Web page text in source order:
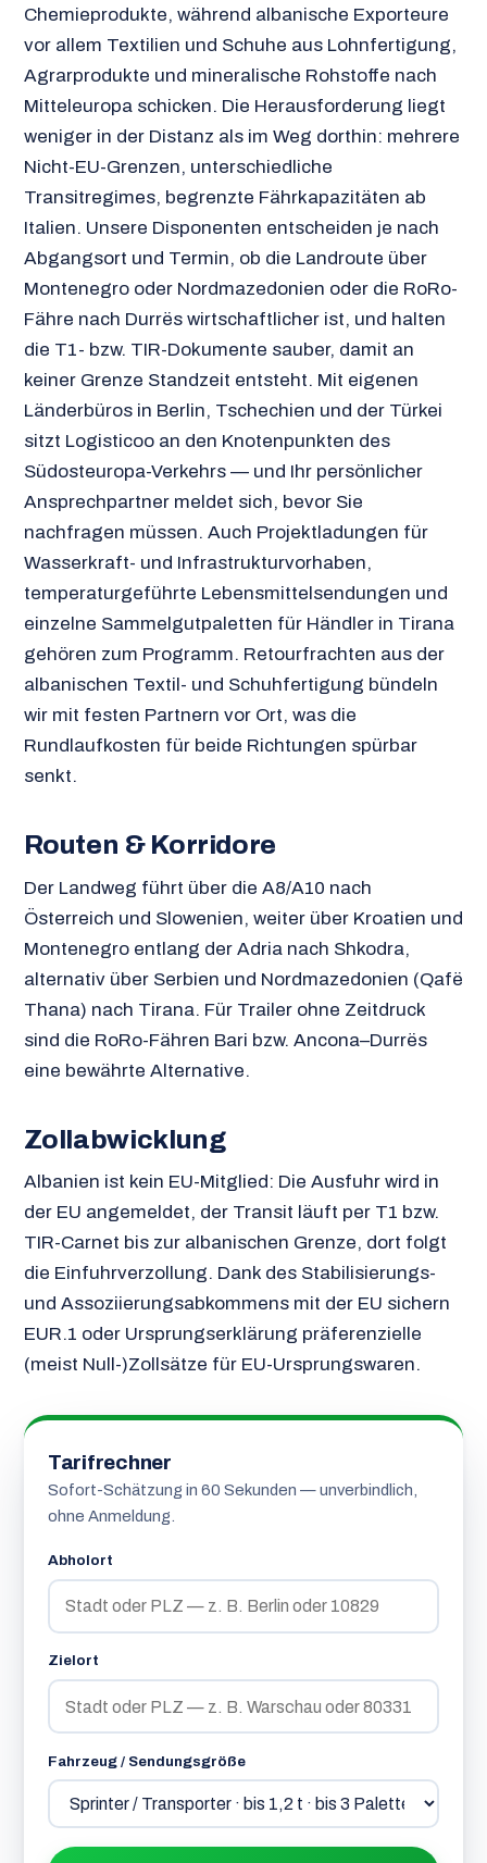
Chemieprodukte, während albanische Exporteure
vor allem Textilien und Schuhe aus Lohnfertigung,
Agrarprodukte und mineralische Rohstoffe nach
Mitteleuropa schicken. Die Herausforderung liegt
weniger in der Distanz als im Weg dorthin: mehrere
Nicht-EU-Grenzen, unterschiedliche
Transitregimes, begrenzte Fährkapazitäten ab
Italien. Unsere Disponenten entscheiden je nach
Abgangsort und Termin, ob die Landroute über
Montenegro oder Nordmazedonien oder die RoRo-
Fähre nach Durrës wirtschaftlicher ist, und halten
die T1- bzw. TIR-Dokumente sauber, damit an
keiner Grenze Standzeit entsteht. Mit eigenen
Länderbüros in Berlin, Tschechien und der Türkei
sitzt Logisticoo an den Knotenpunkten des
Südosteuropa-Verkehrs — und Ihr persönlicher
Ansprechpartner meldet sich, bevor Sie
nachfragen müssen. Auch Projektladungen für
Wasserkraft- und Infrastrukturvorhaben,
temperaturgeführte Lebensmittelsendungen und
einzelne Sammelgutpaletten für Händler in Tirana
gehören zum Programm. Retourfrachten aus der
albanischen Textil- und Schuhfertigung bündeln
wir mit festen Partnern vor Ort, was die
Rundlaufkosten für beide Richtungen spürbar
senkt.
Routen & Korridore
Der Landweg führt über die A8/A10 nach
Österreich und Slowenien, weiter über Kroatien und
Montenegro entlang der Adria nach Shkodra,
alternativ über Serbien und Nordmazedonien (Qafë
Thana) nach Tirana. Für Trailer ohne Zeitdruck
sind die RoRo-Fähren Bari bzw. Ancona–Durrës
eine bewährte Alternative.
Zollabwicklung
Albanien ist kein EU-Mitglied: Die Ausfuhr wird in
der EU angemeldet, der Transit läuft per T1 bzw.
TIR-Carnet bis zur albanischen Grenze, dort folgt
die Einfuhrverzollung. Dank des Stabilisierungs-
und Assoziierungsabkommens mit der EU sichern
EUR.1 oder Ursprungserklärung präferenzielle
(meist Null-)Zollsätze für EU-Ursprungswaren.
Tarifrechner
Sofort-Schätzung in 60 Sekunden — unverbindlich,
ohne Anmeldung.
Abholort
Zielort
Fahrzeug / Sendungsgröße